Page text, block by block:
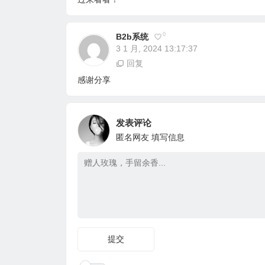
B2b系统 0
3 1 月, 2024 13:17:37
回复
感谢分享
发表评论
匿名网友 填写信息